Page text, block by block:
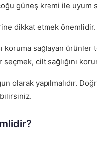
güneş kremi ile uyum
dikkat etmek önemlidir.
koruma sağlayan
cilt sağlığını
olarak yapılmalıdır.